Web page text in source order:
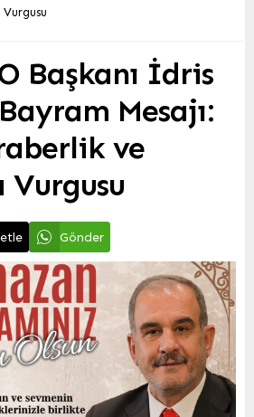
Başkanı İdris
Mesajı:
ve
Vurgusu
Gönder